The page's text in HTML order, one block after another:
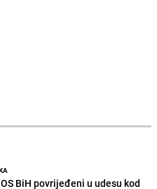
BiH povrijeđeni u udesu kod